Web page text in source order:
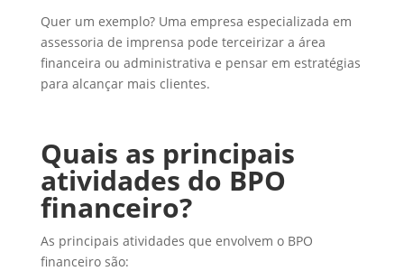
Quer um exemplo? Uma empresa especializada em
assessoria de imprensa pode terceirizar a área
financeira ou administrativa e pensar em estratégias
para alcançar mais clientes.
Quais as principais
atividades do BPO
financeiro?
As principais atividades que envolvem o BPO
financeiro são: